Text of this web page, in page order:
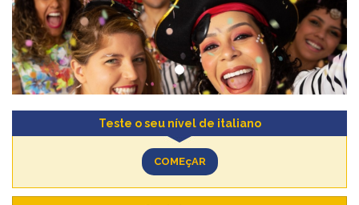
Teste o seu nível de italiano
COMEçAR